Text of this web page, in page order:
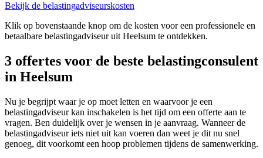
Bekijk de belastingadviseurskosten
Klik op bovenstaande knop om de kosten voor een professionele en
betaalbare belastingadviseur uit Heelsum te ontdekken.
3 offertes voor de beste belastingconsulent
in Heelsum
Nu je begrijpt waar je op moet letten en waarvoor je een
belastingadviseur kan inschakelen is het tijd om een offerte aan te
vragen. Ben duidelijk over je wensen in je aanvraag. Wanneer de
belastingadviseur iets niet uit kan voeren dan weet je dit nu snel
genoeg, dit voorkomt een hoop problemen tijdens de samenwerking.